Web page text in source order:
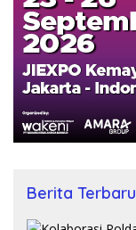
Berita Terbaru